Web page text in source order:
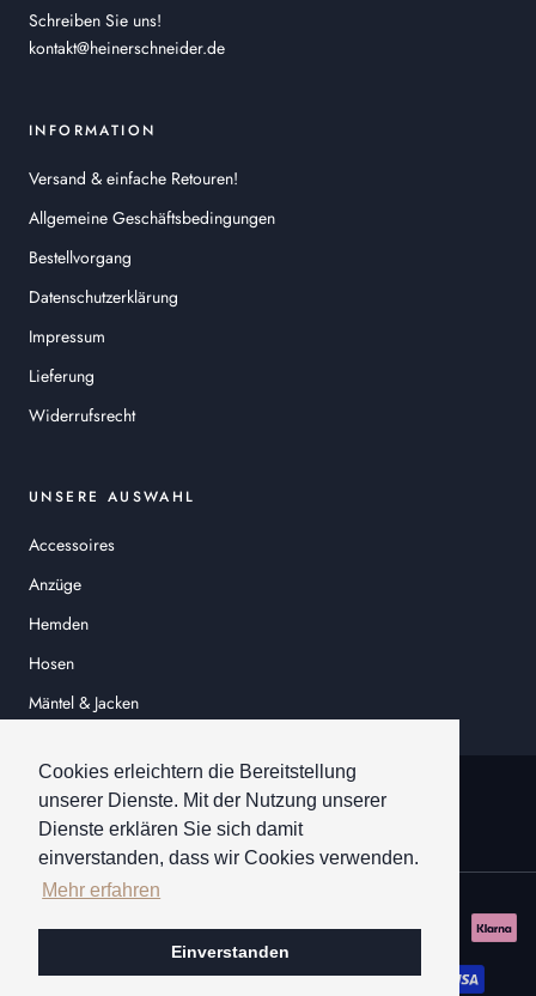
Cookies erleichtern die Bereitstellung
unserer Dienste. Mit der Nutzung unserer
Dienste erklären Sie sich damit
einverstanden, dass wir Cookies verwenden.
Mehr erfahren
Einverstanden
Schreiben Sie uns!
kontakt@heinerschneider.de
INFORMATION
Versand & einfache Retouren!
Allgemeine Geschäftsbedingungen
Bestellvorgang
Datenschutzerklärung
Impressum
Lieferung
Widerrufsrecht
UNSERE AUSWAHL
Accessoires
Anzüge
Hemden
Hosen
Mäntel & Jacken
© HEINER SCHNEIDER